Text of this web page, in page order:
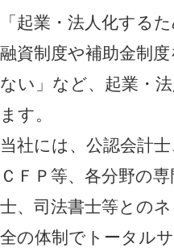
「起業・法人化する
融資制度や補助金制
ない」など、起業・
ます。
当社には、公認会計
ＣＦＰ等、各分野の
士、司法書士等との
全の体制でトータル